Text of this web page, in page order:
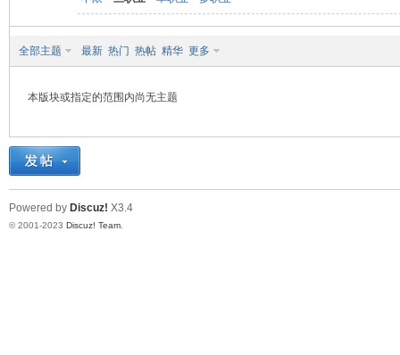
全部主题 最新 热门 热帖 精华 更多
本版块或指定的范围内尚无主题
Powered by Discuz! X3.4
© 2001-2023 Discuz! Team.